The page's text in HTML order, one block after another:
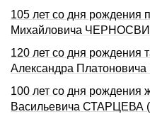
105 лет со дня pождения
Михайловича
120 лет со дня рождения
Александра
100 лет со дня рождения
Васильевича СТАРЦЕВА